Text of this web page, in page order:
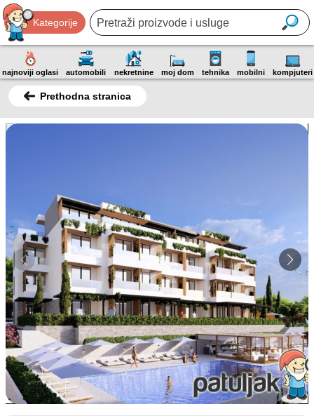
Kategorije
najnoviji oglasi automobili nekretnine moj dom tehnika mobilni kompjuteri
Prethodna stranica